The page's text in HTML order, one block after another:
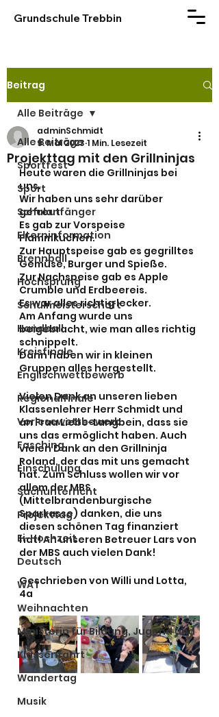
Grundschule Trebbin
Beitrag
Alle Beiträge
Sportfest
Sport
Schulanfänger
Elterninformation
Brennball
Hochsprung
Schulmeisterschaft
Handball
Kreisfinale
Englischwettbewerb
Regionalfinale
Vorlesewettbewerb
Fasching
Einschulung
Sachunterricht
Projekttag
Ei-Hochzeit
Deutsch
WAT
Weihnachten
Ministerin für Bildung, Jugend und
Klassenfahrt
Wandertag
Musik
Alle Beiträge
Projekttag mit den Grillninjas
adminSchmidt
9. Mai 2023 1 Min. Lesezeit
Heute waren die Grillninjas bei
uns.
Wir haben uns sehr darüber
gefreut.
Es gab zur Vorspeise
Flammkuchen.
Zur Hauptspeise gab es gegrilltes
Gemüse, Burger und Spieße.
Zur Nachspeise gab es Apple
Crumble und Erdbeereis.
Es war alles richtig lecker.
Am Anfang wurde uns
beigebracht, wie man alles richtig
schnippelt.
Dann haben wir in kleinen
Gruppen alles hergestellt.
Vielen Dank an unseren lieben
Klassenlehrer Herr Schmidt und
an Frau Liebe-Langbein, dass sie
uns das ermöglicht haben. Auch
vielen Dank an den Grillninja
Roland, der das mit uns gemacht
hat. Zum Schluss wollen wir vor
allem der MBS
(Mittelbrandenburgische
Sparkasse) danken, die uns
diesen schönen Tag finanziert
hat! An unseren Betreuer Lars von
der MBS auch vielen Dank!
Geschrieben von Willi und Lotta,
4a